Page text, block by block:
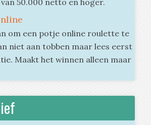
om een potje online roulette te
niet aan tobben maar lees eerst
Maakt het winnen alleen maar